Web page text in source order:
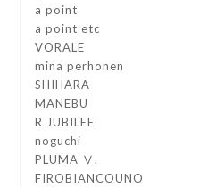
a point
a point etc
VORALE
mina perhonen
SHIHARA
MANEBU
R JUBILEE
noguchi
PLUMA Ⅴ.
FIROBIANCOUNO